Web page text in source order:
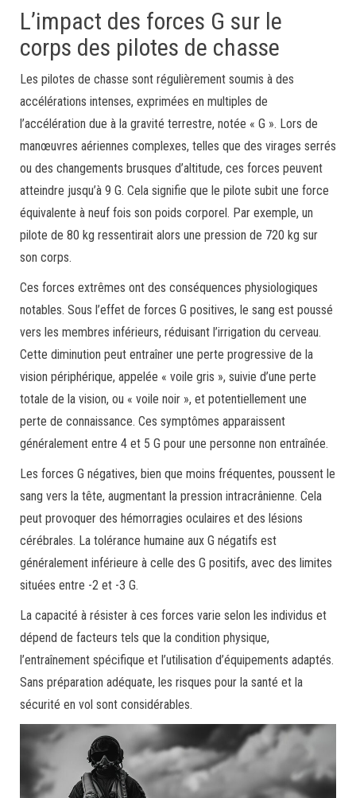
L’impact des forces G sur le
corps des pilotes de chasse
Les pilotes de chasse sont régulièrement soumis à des
accélérations intenses, exprimées en multiples de
l’accélération due à la gravité terrestre, notée « G ». Lors de
manœuvres aériennes complexes, telles que des virages serrés
ou des changements brusques d’altitude, ces forces peuvent
atteindre jusqu’à 9 G. Cela signifie que le pilote subit une force
équivalente à neuf fois son poids corporel. Par exemple, un
pilote de 80 kg ressentirait alors une pression de 720 kg sur
son corps.
Ces forces extrêmes ont des conséquences physiologiques
notables. Sous l’effet de forces G positives, le sang est poussé
vers les membres inférieurs, réduisant l’irrigation du cerveau.
Cette diminution peut entraîner une perte progressive de la
vision périphérique, appelée « voile gris », suivie d’une perte
totale de la vision, ou « voile noir », et potentiellement une
perte de connaissance. Ces symptômes apparaissent
généralement entre 4 et 5 G pour une personne non entraînée.
Les forces G négatives, bien que moins fréquentes, poussent le
sang vers la tête, augmentant la pression intracrânienne. Cela
peut provoquer des hémorragies oculaires et des lésions
cérébrales. La tolérance humaine aux G négatifs est
généralement inférieure à celle des G positifs, avec des limites
situées entre -2 et -3 G.
La capacité à résister à ces forces varie selon les individus et
dépend de facteurs tels que la condition physique,
l’entraînement spécifique et l’utilisation d’équipements adaptés.
Sans préparation adéquate, les risques pour la santé et la
sécurité en vol sont considérables.